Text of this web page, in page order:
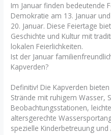
Im Januar finden bedeutende
Demokratie am 13. Januar
20. Januar. Diese Feiertage
Geschichte und Kultur mit
lokalen Feierlichkeiten.
Ist der Januar
Kapverden?
Definitiv! Die Kapverden
Strände mit ruhigem Wasser,
Beobachtungsstationen,
altersgerechte
spezielle Kinderbetreuung